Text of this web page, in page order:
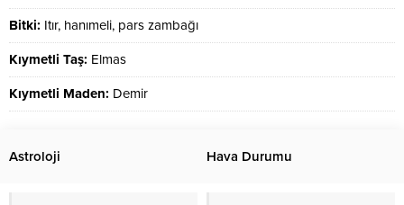
Bitki: Itır, hanımeli, pars zambağı
Kıymetli Taş: Elmas
Kıymetli Maden: Demir
Astroloji Hava Durumu